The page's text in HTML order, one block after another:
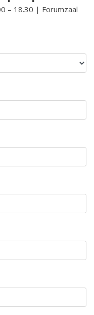
– 18.30 | Forumzaal